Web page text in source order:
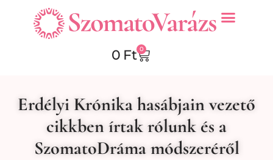
0 Ft 0
Erdélyi Krónika hasábjain vezető
cikkben írtak rólunk és a
SzomatoDráma módszeréről